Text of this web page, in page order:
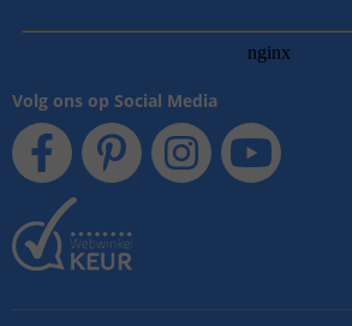
Volg ons op Social Media